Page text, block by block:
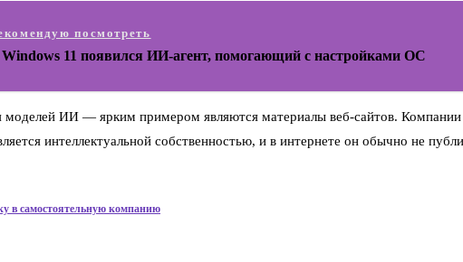
посмотреть
11 появился ИИ-агент, помогающий с настройками ОС
моделей ИИ — ярким примером являются материалы веб-сайтов.
интеллектуальной собственностью, и в интернете он обычно не
в самостоятельную компанию